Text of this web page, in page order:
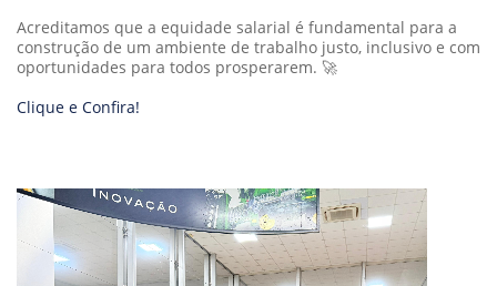
Acreditamos que a equidade salarial é fundamental para a
construção de um ambiente de trabalho justo, inclusivo e com
oportunidades para todos prosperarem. 🚀
Clique e Confira!